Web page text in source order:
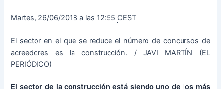
Martes, 26/06/2018 a las 12:55 CEST
El sector en el que se reduce el número de concursos de
acreedores es la construcción. / JAVI MARTÍN (EL
PERIÓDICO)
El sector de la construcción está siendo uno de los más